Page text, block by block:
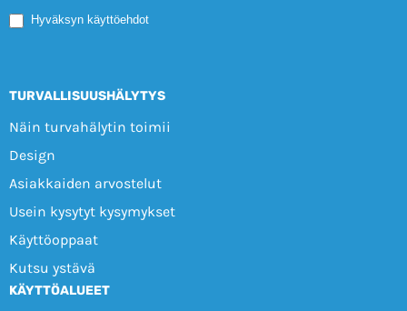
Mobile
Hyväksyn käyttöehdot
TURVALLISUUSHÄLYTYS
Näin turvahälytin toimii
Design
Asiakkaiden arvostelut
Usein kysytyt kysymykset
Käyttöoppaat
Kutsu ystävä
KÄYTTÖALUEET